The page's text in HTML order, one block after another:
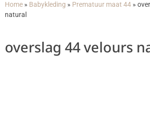
Home » Babykleding » Prematuur maat 44 »
natural
overslag 44 velours